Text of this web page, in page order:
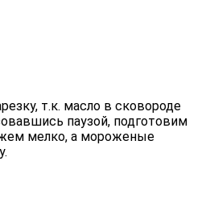
т.к. масло в сковороде
паузой, подготовим
мелко, а мороженые